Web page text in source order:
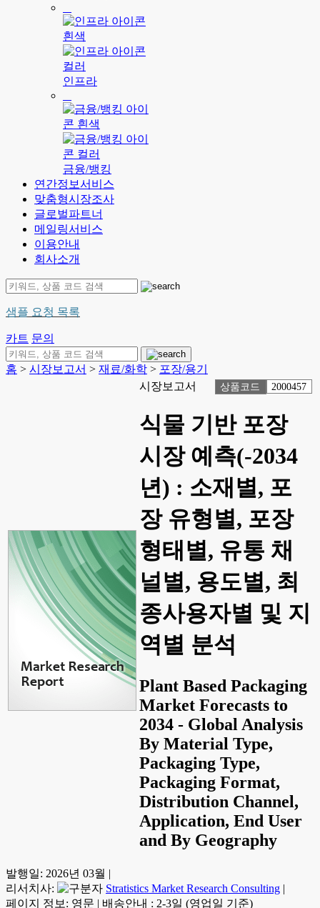
인프라
금융/뱅킹
연간정보서비스
맞춤형시장조사
글로벌파트너
메일링서비스
이용안내
회사소개
샘플 요청 목록
카트 문의
홈 > 시장보고서 > 재료/화학 > 포장/용기
시장보고서
상품코드 2000457
식물 기반 포장
시장 예측(-2034
년) : 소재별, 포
장 유형별, 포장
형태별, 유통 채
널별, 용도별, 최
종사용자별 및 지
역별 분석
Plant Based Packaging
Market Forecasts to
2034 - Global Analysis
By Material Type,
Packaging Type,
Packaging Format,
Distribution Channel,
Application, End User
and By Geography
발행일: 2026년 03월 |
리서치사:
Stratistics Market Research Consulting |
페이지 정보: 영문 | 배송안내 : 2-3일 (영업일 기준)